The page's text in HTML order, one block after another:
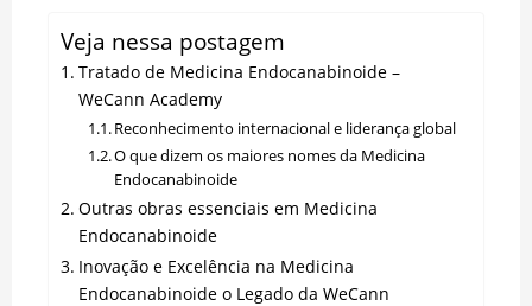
Veja nessa postagem
Tratado de Medicina Endocanabinoide –
WeCann Academy
Reconhecimento internacional e liderança global
O que dizem os maiores nomes da Medicina
Endocanabinoide
Outras obras essenciais em Medicina
Endocanabinoide
Inovação e Excelência na Medicina
Endocanabinoide o Legado da WeCann